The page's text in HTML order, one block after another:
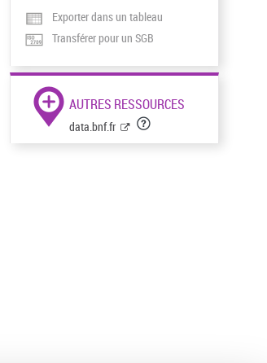
Exporter dans un tableau
Transférer pour un SGB
AUTRES RESSOURCES
data.bnf.fr